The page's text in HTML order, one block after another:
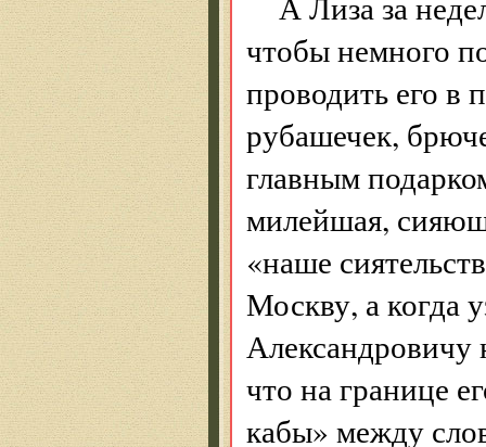
чтобы немного
проводить его в
рубашечек,
главным
милейшая,
«наше
Москву, а когда
что на границе
кабы» между